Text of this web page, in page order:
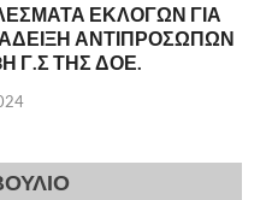
ΕΚΛΟΓΩΝ ΓΙΑ
ΑΝΤΙΠΡΟΣΩΠΩΝ
Γ.Σ ΤΗΣ ΔΟΕ.